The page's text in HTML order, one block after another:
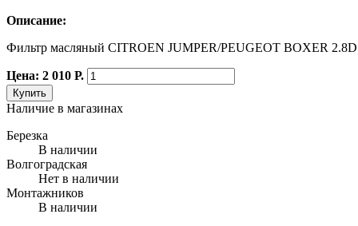
Описание:
Фильтр масляный CITROEN JUMPER/PEUGEOT BOXER
Цена: 2 010 Р.
Купить
Наличие в магазинах
Березка
В наличии
Волгоградская
Нет в наличии
Монтажников
В наличии